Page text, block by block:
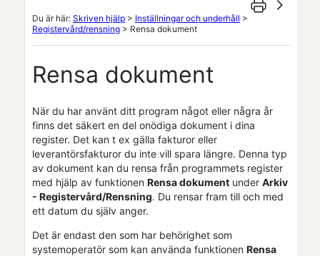
Du är här: Skriven hjälp > Inställningar och underhåll >
Registervård/rensning > Rensa dokument
Rensa dokument
När du har använt ditt program något eller några år
finns det säkert en del onödiga dokument i dina
register. Det kan t ex gälla fakturor eller
leverantörsfakturor du inte vill spara längre. Denna typ
av dokument kan du rensa från programmets register
med hjälp av funktionen Rensa dokument under Arkiv
- Registervård/Rensning. Du rensar fram till och med
ett datum du själv anger.
Det är endast den som har behörighet som
systemoperatör som kan använda funktionen Rensa